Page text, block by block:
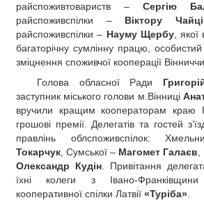
райспоживтовариств – Сергію
райспоживспілки – Віктору Чайці
райспоживспілки – Науму Щербу, якої
багаторічну сумлінну працю,
зміцнення споживчої кооперації
Голова обласної Ради
заступник міського голови м.Вінниці
вручили кращим кооператорам краю
грошові премії. Делегатів та гостей
правлінь облспоживспілок:
Токарчук , Сумської – Магомет Галаєв
Олександр Кудін . Привітання
їхні колеги з Івано-
кооперативної спілки Латвії «Туріба»